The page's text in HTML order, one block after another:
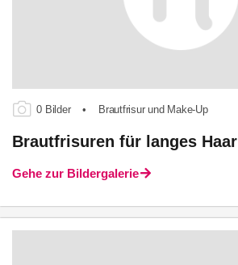
0 Bilder • Brautfrisur und Make-Up
Brautfrisuren für langes Haar
Gehe zur Bildergalerie